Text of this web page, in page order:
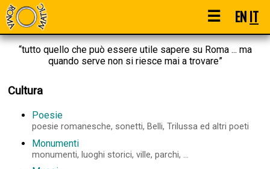
☰ ENIT
“tutto quello che può essere utile sapere su Roma ... ma
quando serve non si riesce mai a trovare”
Cultura
Poesie
poesie romanesche, sonetti, Belli, Trilussa ed altri poeti
Monumenti
monumenti, luoghi storici, ville, parchi, ...